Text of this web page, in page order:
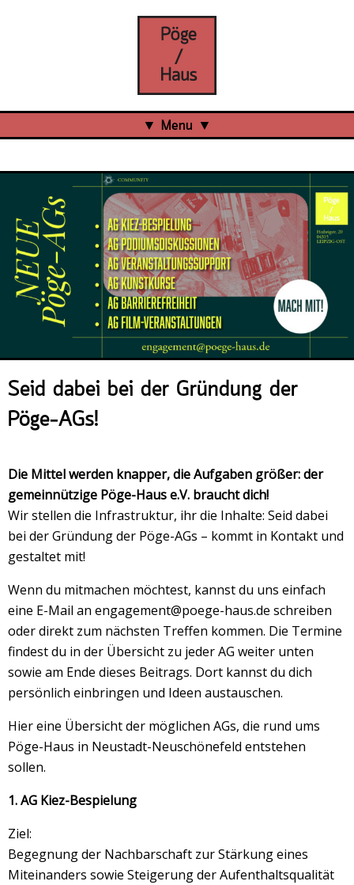
Menu
Projects
Über uns
Was ist das Pöge-Haus?
Team
Organisation
Mitarbeit
Veranstaltungsrückblick
Kontakt und Anfahrt
#4696 (no title)
Presse/Newsletter
Seid dabei bei der Gründung der
Pöge-AGs!
Die Mittel werden knapper, die Aufgaben größer: der
gemeinnützige Pöge-Haus e.V. braucht dich!
Wir stellen die Infrastruktur, ihr die Inhalte: Seid dabei
bei der Gründung der Pöge-AGs – kommt in Kontakt und
gestaltet mit!
Wenn du mitmachen möchtest, kannst du uns einfach
eine E-Mail an engagement@poege-haus.de schreiben
oder direkt zum nächsten Treffen kommen. Die Termine
findest du in der Übersicht zu jeder AG weiter unten
sowie am Ende dieses Beitrags. Dort kannst du dich
persönlich einbringen und Ideen austauschen.
Hier eine Übersicht der möglichen AGs, die rund ums
Pöge-Haus in Neustadt-Neuschönefeld entstehen
sollen.
1. AG Kiez-Bespielung
Ziel:
Begegnung der Nachbarschaft zur Stärkung eines
Miteinanders sowie Steigerung der Aufenthaltsqualität